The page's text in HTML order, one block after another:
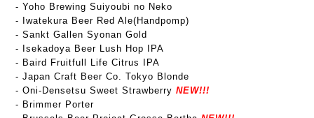
- Yoho Brewing Suiyoubi no Neko
- Iwatekura Beer Red Ale(Handpomp)
- Sankt Gallen Syonan Gold
- Isekadoya Beer Lush Hop IPA
- Baird Fruitfull Life Citrus IPA
- Japan Craft Beer Co. Tokyo Blonde
- Oni-Densetsu Sweet Strawberry NEW!!!
- Brimmer Porter